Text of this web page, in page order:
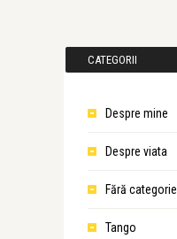
CATEGORII
Despre mine
Despre viata
Fără categorie
Tango